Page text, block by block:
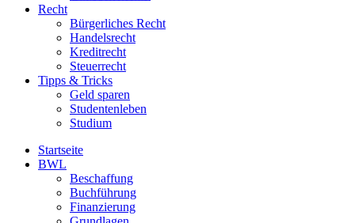
Recht
Bürgerliches Recht
Handelsrecht
Kreditrecht
Steuerrecht
Tipps & Tricks
Geld sparen
Studentenleben
Studium
Startseite
BWL
Beschaffung
Buchführung
Finanzierung